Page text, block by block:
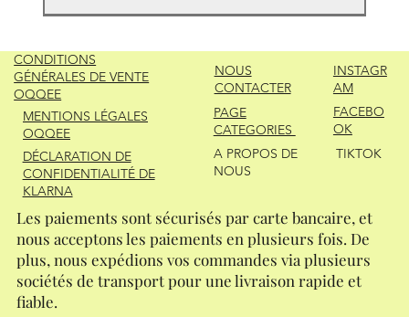
Les paiements sont sécurisés par carte bancaire, et
nous acceptons les paiements en plusieurs fois. De
plus, nous expédions vos commandes via plusieurs
sociétés de transport pour une livraison rapide et
fiable.
INSTAGR
AM
FACEBO
OK
TIKTOK
NOUS
CONTACTER
PAGE
CATEGORIES
A PROPOS DE
NOUS
CONDITIONS
GÉNÉRALES DE VENTE
OQQEE
MENTIONS LÉGALES
OQQEE
DÉCLARATION DE
CONFIDENTIALITÉ DE
KLARNA